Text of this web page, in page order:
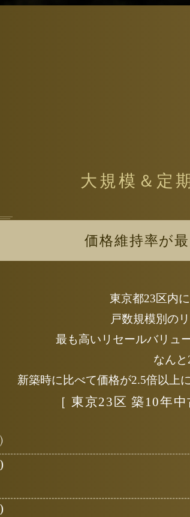
大規模＆定
価格維持率が
東京都23区内
戸数規模別の
最も高いリセールバリュ
なんと
新築時に比べて価格が2.5倍以上
［ 東京23区 築10年